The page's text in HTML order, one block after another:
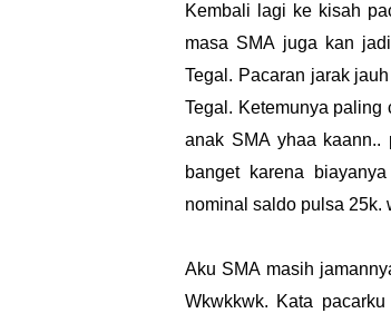
Kembali lagi ke kisah
masa SMA juga kan
Tegal. Pacaran jarak
Tegal. Ketemunya
anak SMA yhaa
banget karena
nominal saldo pulsa 25k.
Aku SMA masih
Wkwkkwk. Kata